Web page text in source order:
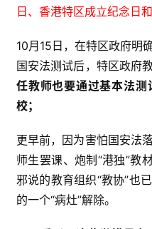
日、香港特区成立纪念日
10月15日，在特区政府明
国安法测试后，特区政府
任教师也要通过基本法
校；
更早前，因为害怕国安法
师生罢课、炮制“港独”教
邪说的教育组织“教协”也
的一个“病灶”解除。